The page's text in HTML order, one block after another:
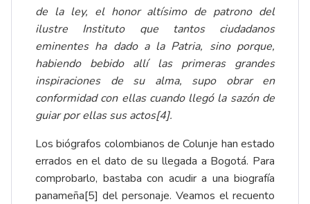
de la ley, el honor altísimo de patrono del
ilustre Instituto que tantos ciudadanos
eminentes ha dado a la Patria, sino porque,
habiendo bebido allí las primeras grandes
inspiraciones de su alma, supo obrar en
conformidad con ellas cuando llegó la sazón de
guiar por ellas sus actos[4].
Los biógrafos colombianos de Colunje han estado
errados en el dato de su llegada a Bogotá. Para
comprobarlo, bastaba con acudir a una biografía
panameña[5] del personaje. Veamos el recuento